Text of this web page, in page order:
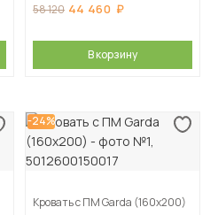
58 120 44 460
В корзину
-24%
Кровать с ПМ Garda (160х200)